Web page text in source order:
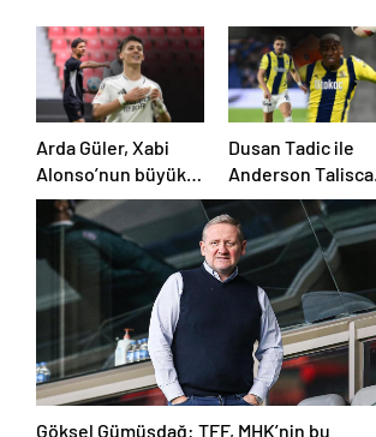
Arda Güler, Xabi
Alonso’nun büyük
kozu olacak
Dusan Tadic ile
Anderson Talisca
arasında tartışma
çıktı
Göksel Gümüşdağ: TFF, MHK’nin bu